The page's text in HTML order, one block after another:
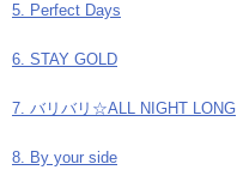
5. Perfect Days
6. STAY GOLD
7. バリバリ☆ALL NIGHT LONG
8. By your side